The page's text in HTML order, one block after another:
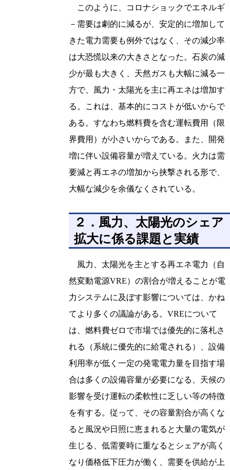
このように、コロナショックでエネルギ
－需要は劇的に減るが、安定的に増加して
きた電力需要も例外ではなく、その減少率
は大恐慌以来の大きさとなった。石炭の減
少が最も大きく、天然ガスも大幅に減る一
方で、風力・太陽光を主に再エネは増加す
る。これは、基本的にコストが低いからで
ある。すなわち燃料費を含む運転費用（限
界費用）が小さいからである。また、開発
増に伴い設備容量が増えている。火力は需
要減と再エネの増加から挟撃される形で、
大幅な減少を余儀なくされている。
２．風力、太陽光のシェア
拡大に係る課題と実績
風力、太陽光を主とする再エネ電力（自
然変動電源VRE）の割合が増えることが電
力システムに及ぼす影響については、かね
てより多くの議論がある。VREについて
は、燃料費ゼロで市場では優先的に落札さ
れる（系統に優先的に給電される）、設備
利用率が低く一定の発電電力量を目指す場
合は多くの設備容量が必要になる、天候の
影響を受け運転の柔軟性に乏しい等の特徴
を有する。従って、その容量割合が高くな
ると風況や日照に恵まれると大量の電気が
生じる、低需要時に重なるとシェアが高く
なり価格低下圧力が働く、需要を供給が上